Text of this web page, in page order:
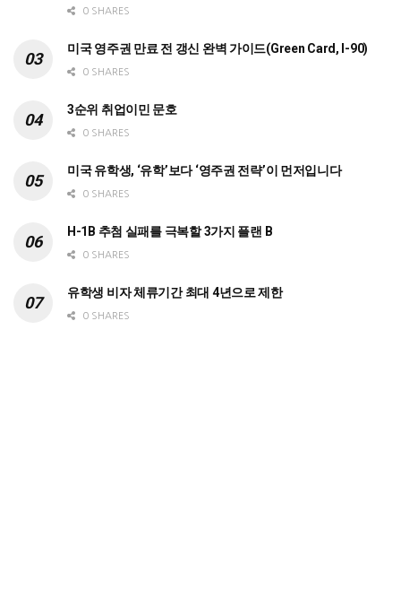
0 SHARES
미국 영주권 만료 전 갱신 완벽 가이드(Green Card, I-90)
0 SHARES
3순위 취업이민 문호
0 SHARES
미국 유학생, ‘유학’보다 ‘영주권 전략’이 먼저입니다
0 SHARES
H-1B 추첨 실패를 극복할 3가지 플랜 B
0 SHARES
유학생 비자 체류기간 최대 4년으로 제한
0 SHARES